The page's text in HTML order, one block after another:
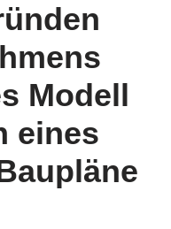
Modell
eines